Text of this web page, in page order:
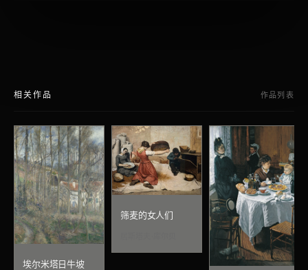
相关作品 作品列表
埃尔米塔日牛坡
筛麦的女人们